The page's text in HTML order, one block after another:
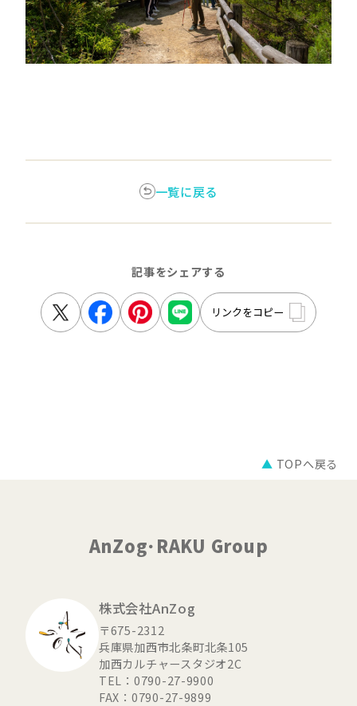
一覧に戻る
記事をシェアする
リンクをコピー
▲ TOPへ戻る
AnZog･RAKU Group
株式会社AnZog
〒675-2312
兵庫県加西市北条町北条105
加西カルチャースタジオ2C
TEL：0790-27-9900
FAX：0790-27-9899